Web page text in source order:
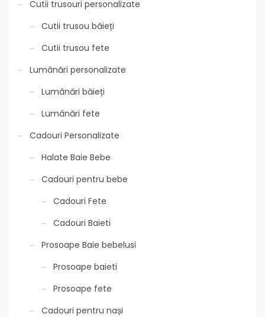
Cutii trusouri personalizate
Cutii trusou băieți
Cutii trusou fete
Lumânări personalizate
Lumânări băieți
Lumânări fete
Cadouri Personalizate
Halate Baie Bebe
Cadouri pentru bebe
Cadouri Fete
Cadouri Baieti
Prosoape Baie bebelusi
Prosoape baieti
Prosoape fete
Cadouri pentru nași